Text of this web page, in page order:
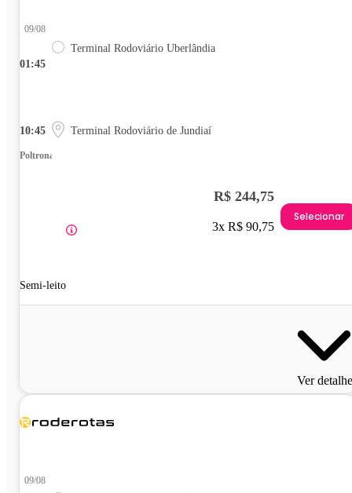
01:45
09/08
Terminal Rodoviário Uberlândia
10:45 Terminal Rodoviário de Jundiaí
Poltrona
Semi-leito
R$ 244,75
3x R$ 90,75
Selecionar
Ver
09/08